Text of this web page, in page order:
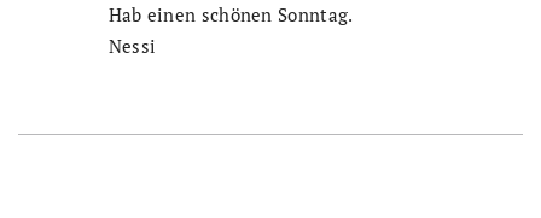
Hab einen schönen Sonntag.
Nessi